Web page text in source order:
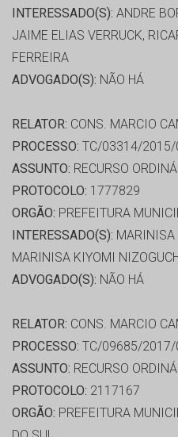
INTERESSADO(S): ANDRE
JAIME ELIAS VERRUCK,
FERREIRA
ADVOGADO(S): NÃO HÁ
RELATOR: CONS. MARCIO
PROCESSO: TC/03314/2015/
ASSUNTO: RECURSO
PROTOCOLO: 1777829
ORGÃO: PREFEITURA
INTERESSADO(S):
MARINISA KIYOMI NIZOGUCHI
ADVOGADO(S): NÃO HÁ
RELATOR: CONS. MARCIO
PROCESSO: TC/09685/2017/
ASSUNTO: RECURSO
PROTOCOLO: 2117167
ORGÃO: PREFEITURA